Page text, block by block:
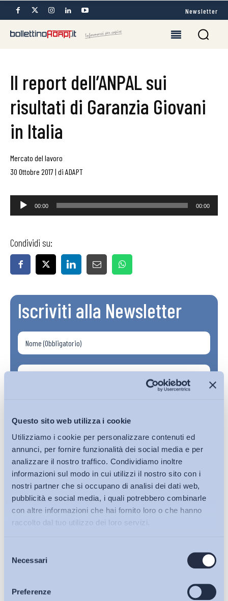
Questo sito web utilizza i cookie
Utilizziamo i cookie per personalizzare contenuti ed
annunci, per fornire funzionalità dei social media e per
analizzare il nostro traffico. Condividiamo inoltre
informazioni sul modo in cui utilizzi il nostro sito con i
nostri partner che si occupano di analisi dei dati web,
pubblicità e social media, i quali potrebbero combinarle
con altre informazioni che hai fornito loro o che hanno
raccolto dal tuo utilizzo dei loro servizi.
delNecessari
Preferenze
Bollettini ADAPT
Articoli
Newsletter
Il report dell’ANPAL sui
risultati di Garanzia Giovani
in Italia
Mercato del lavoro
30 Ottobre 2017| di ADAPT
Audio
Player
00:00 00:00
Condividi su:
Iscriviti alla Newsletter